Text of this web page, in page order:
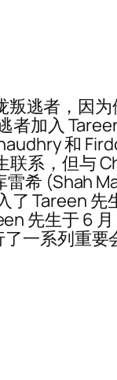
叛逃者，因
者加入
和
联系，但与
雷希 (Shah
了 Tareen
先生于 6
一系列重要